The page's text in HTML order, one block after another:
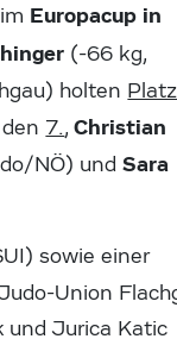
Europacup in
(-66 kg,
holten
7.,Christian
NÖ) undSara
sowie einer
Union
und Jurica Katic